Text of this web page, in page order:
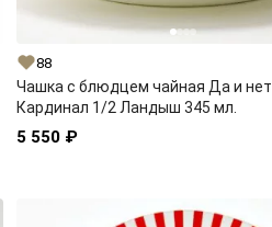
88
Чашка с блюдцем чайная Да и нет.
Кардинал 1/2 Ландыш 345 мл.
5 550 ₽